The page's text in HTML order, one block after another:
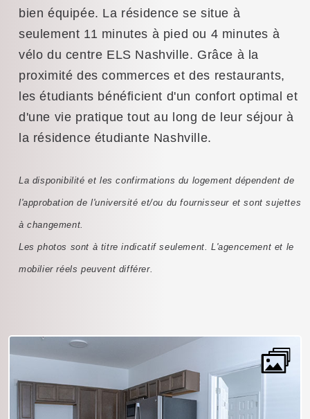
bien équipée. La résidence se situe à
seulement 11 minutes à pied ou 4 minutes à
vélo du centre ELS Nashville. Grâce à la
proximité des commerces et des restaurants,
les étudiants bénéficient d'un confort optimal et
d'une vie pratique tout au long de leur séjour à
la résidence étudiante Nashville.
La disponibilité et les confirmations du logement dépendent de
l'approbation de l'université et/ou du fournisseur et sont sujettes
à changement.
Les photos sont à titre indicatif seulement. L'agencement et le
mobilier réels peuvent différer.